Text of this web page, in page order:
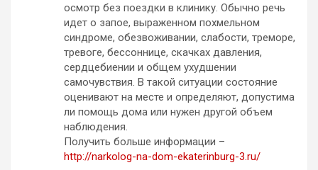
осмотр без поездки в клинику. Обычно речь
идет о запое, выраженном похмельном
синдроме, обезвоживании, слабости, треморе,
тревоге, бессоннице, скачках давления,
сердцебиении и общем ухудшении
самочувствия. В такой ситуации состояние
оценивают на месте и определяют, допустима
ли помощь дома или нужен другой объем
наблюдения.
Получить больше информации –
http://narkolog-na-dom-ekaterinburg-3.ru/